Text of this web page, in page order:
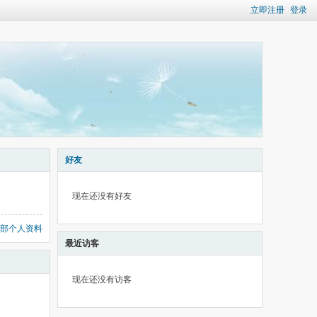
立即注册 登录
个人资料
好友
现在还没有好友
最近访客
现在还没有访客